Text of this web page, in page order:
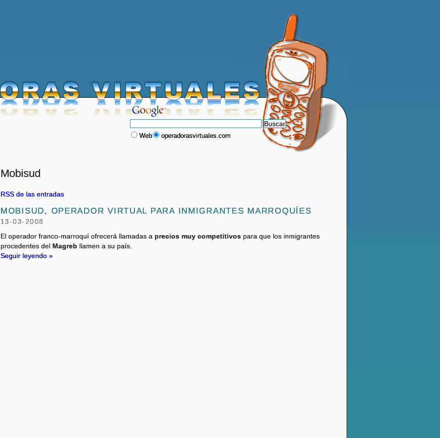
Web operadorasvirtuales.com
Mobisud
RSS de las entradas
MOBISUD, OPERADOR VIRTUAL PARA INMIGRANTES MARROQUÍES
13-03-2008
El operador franco-marroquí ofrecerá llamadas a precios muy competitivos para que los inmigrantes
procedentes del Magreb llamen a su país.
Seguir leyendo »